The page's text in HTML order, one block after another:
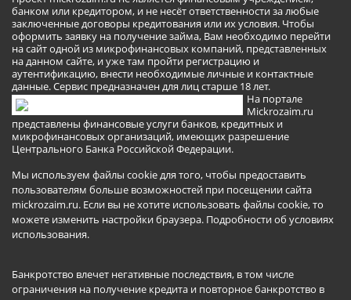
банком или кредитором, и не несёт ответственности за любые
заключенные договоры кредитования или их условия. Чтобы
оформить заявку на получение займа, Вам необходимо перейти
на сайт одной из микрофинансовых компаний, представленных
на данном сайте, и уже там пройти регистрацию и
аутентификацию, внести необходимые личные и контактные
данные. Сервис предназначен для лиц старше 18 лет.
На портале
Mickrozaim.ru
представлены финансовые услуги банков, кредитных и
микрофинансовых организаций, имеющих разрешение
Центрального Банка Российской Федерации.
Мы используем файлы cookie для того, чтобы предоставить
пользователям больше возможностей при посещении сайта
mickrozaim.ru. Если вы не хотите использовать файлы cookie, то
можете изменить настройки браузера. Подробности об условиях
использования.
Банкротство влечет негативные последствия, в том числе
ограничения на получение кредита и повторное банкротство в